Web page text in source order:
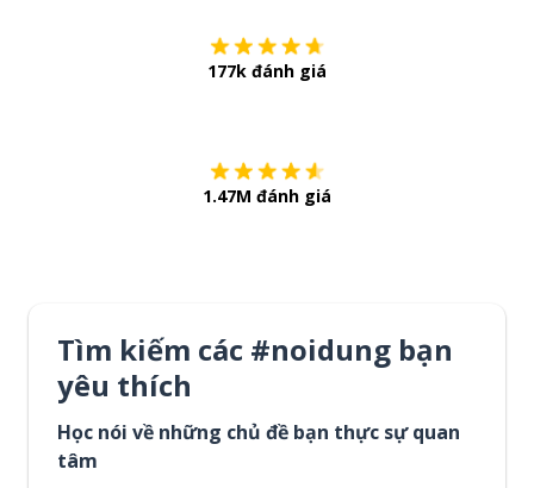
177k đánh giá
1.47M đánh giá
Tìm kiếm các #noidung bạn
yêu thích
Học nói về những chủ đề bạn thực sự quan
tâm